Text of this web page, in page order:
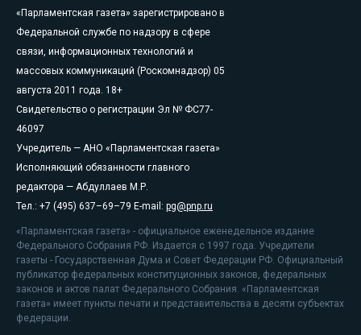
«Парламентская газета» зарегистрировано в
Федеральной службе по надзору в сфере
связи, информационных технологий и
массовых коммуникаций (Роскомнадзор) 05
августа 2011 года. 18+
Свидетельство о регистрации Эл № ФС77-
46097
Учредитель — АНО «Парламентская газета»
Исполняющий обязанности главного
редактора — Абдуллаев М.Р.
Тел.: +7 (495) 637–69–79 E-mail: pg@pnp.ru
«Парламентская газета» - официальное еженедельное издание
Федерального Собрания РФ. Издается с 1997 года. Учредители
газеты - Государственная Дума и Совет Федерации РФ. Официальный
публикатор федеральных конституционных законов, федеральных
законов и актов палат Федерального Собрания. «Парламентская
газета» имеет пункты печати и представительства в десяти субъектах
федерации.